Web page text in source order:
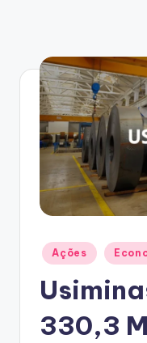
Posted
in
Ações
330,3